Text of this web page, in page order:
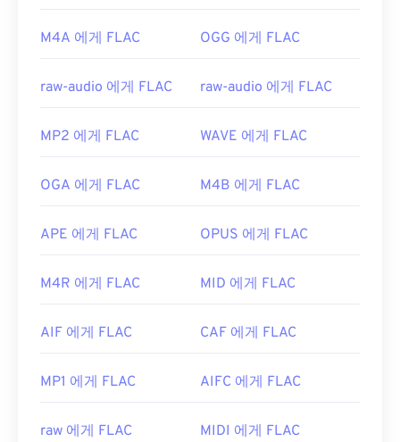
M4A 에게 FLAC OGG 에게 FLAC
raw-audio 에게 FLAC raw-audio 에게 FLAC
MP2 에게 FLAC WAVE 에게 FLAC
OGA 에게 FLAC M4B 에게 FLAC
APE 에게 FLAC OPUS 에게 FLAC
M4R 에게 FLAC MID 에게 FLAC
AIF 에게 FLAC CAF 에게 FLAC
MP1 에게 FLAC AIFC 에게 FLAC
raw 에게 FLAC MIDI 에게 FLAC